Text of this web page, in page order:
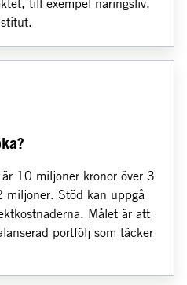
till exempel näringsliv,
10 miljoner kronor över 3
miljoner. Stöd kan uppgå
Målet är att
portfölj som täcker